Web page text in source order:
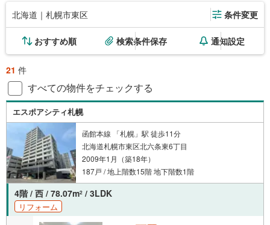
北海道｜札幌市東区 条件変更
おすすめ順 検索条件保存 通知設定
21 件
すべての物件をチェックする
エスポアシティ札幌
函館本線 「札幌」駅 徒歩11分
北海道札幌市東区北六条東6丁目
2009年1月（築18年）
187戸 / 地上階数15階 地下階数1階
4階 / 西 / 78.07m2 / 3LDK
リフォーム